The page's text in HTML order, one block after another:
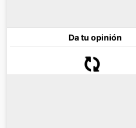
Da tu opinión